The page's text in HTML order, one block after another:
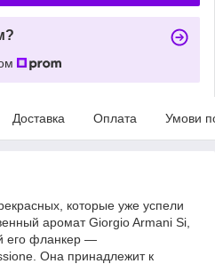
Доставка Оплата Умови
которые уже успели
аромат Giorgio Armani Si,
его фланкер —
Она принадлежит к